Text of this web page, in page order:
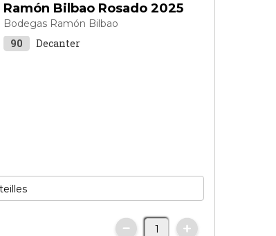
Ramón Bilbao Rosado 2025
Bodegas Ramón Bilbao
90 Decanter